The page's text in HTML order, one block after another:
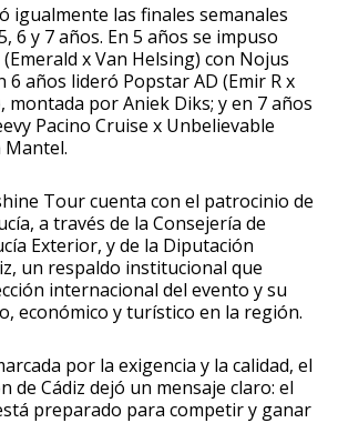
igualmente las finales semanales
6 y 7 años. En 5 años se impuso
(Emerald x Van Helsing) con Nojus
6 años lideró Popstar AD (Emir R x
montada por Aniek Diks; y en 7 años
Pacino Cruise x Unbelievable
Mantel.
Tour cuenta con el patrocinio de
a través de la Consejería de
Exterior, y de la Diputación
un respaldo institucional que
internacional del evento y su
económico y turístico en la región.
por la exigencia y la calidad, el
de Cádiz dejó un mensaje claro: el
preparado para competir y ganar